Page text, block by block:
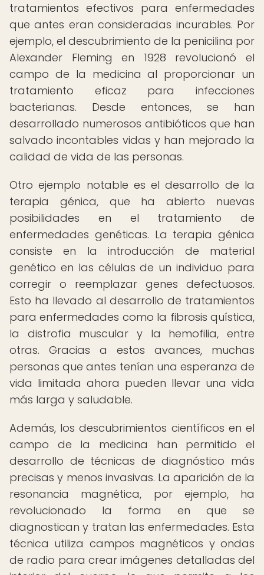
tratamientos efectivos para enfermedades
que antes eran consideradas incurables. Por
ejemplo, el descubrimiento de la penicilina por
Alexander Fleming en 1928 revolucionó el
campo de la medicina al proporcionar un
tratamiento eficaz para infecciones
bacterianas. Desde entonces, se han
desarrollado numerosos antibióticos que han
salvado incontables vidas y han mejorado la
calidad de vida de las personas.
Otro ejemplo notable es el desarrollo de la
terapia génica, que ha abierto nuevas
posibilidades en el tratamiento de
enfermedades genéticas. La terapia génica
consiste en la introducción de material
genético en las células de un individuo para
corregir o reemplazar genes defectuosos.
Esto ha llevado al desarrollo de tratamientos
para enfermedades como la fibrosis quística,
la distrofia muscular y la hemofilia, entre
otras. Gracias a estos avances, muchas
personas que antes tenían una esperanza de
vida limitada ahora pueden llevar una vida
más larga y saludable.
Además, los descubrimientos científicos en el
campo de la medicina han permitido el
desarrollo de técnicas de diagnóstico más
precisas y menos invasivas. La aparición de la
resonancia magnética, por ejemplo, ha
revolucionado la forma en que se
diagnostican y tratan las enfermedades. Esta
técnica utiliza campos magnéticos y ondas
de radio para crear imágenes detalladas del